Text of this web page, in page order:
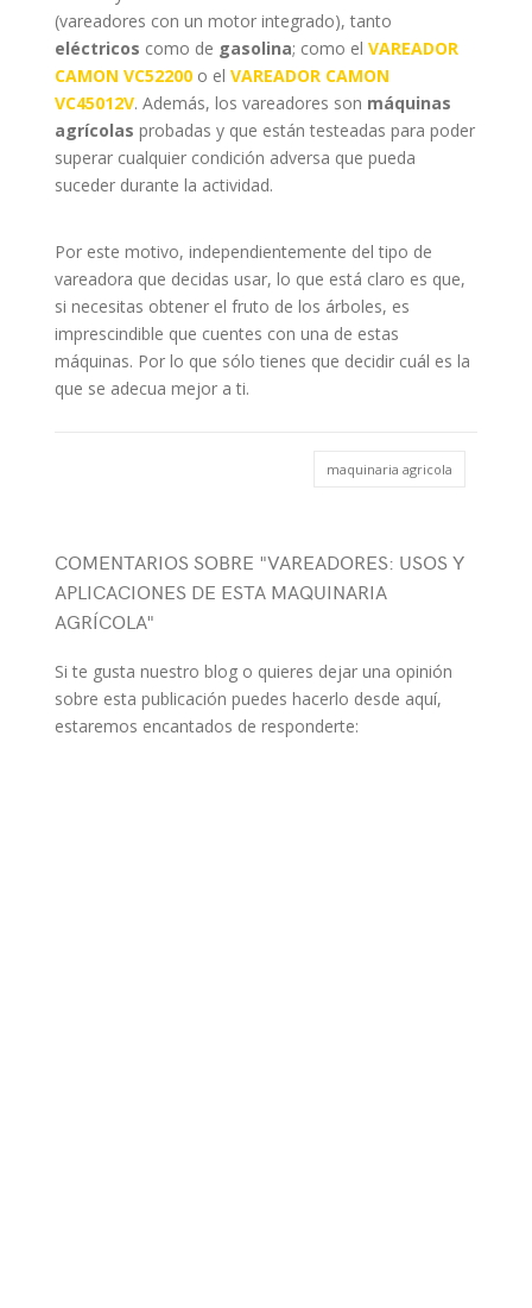
(vareadores con un motor integrado), tanto
eléctricos como de gasolina; como elVAREADOR
CAMON VC52200 o elVAREADOR CAMON
VC45012V. Además, los vareadores son máquinas
agrícolas probadas y que están testeadas para poder
superar cualquier condición adversa que pueda
suceder durante la actividad.
Por este motivo, independientemente del tipo de
vareadora que decidas usar, lo que está claro es que,
si necesitas obtener el fruto de los árboles, es
imprescindible que cuentes con una de estas
máquinas. Por lo que sólo tienes que decidir cuál es la
que se adecua mejor a ti.
maquinaria agricola
COMENTARIOS SOBRE "VAREADORES: USOS Y
APLICACIONES DE ESTA MAQUINARIA
AGRÍCOLA"
Si te gusta nuestro blog o quieres dejar una opinión
sobre esta publicación puedes hacerlo desde aquí,
estaremos encantados de responderte: